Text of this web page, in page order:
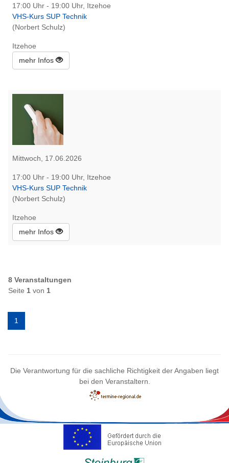
17:00 Uhr - 19:00 Uhr, Itzehoe
VHS-Kurs SUP Technik
(Norbert Schulz)
Itzehoe
mehr Infos
Mittwoch, 17.06.2026
17:00 Uhr - 19:00 Uhr, Itzehoe
VHS-Kurs SUP Technik
(Norbert Schulz)
Itzehoe
mehr Infos
8 Veranstaltungen
Seite 1 von 1
1
Die Verantwortung für die sachliche Richtigkeit der Angaben liegt
bei den Veranstaltern.